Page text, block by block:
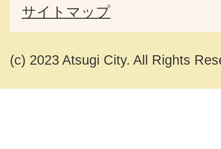
サイトマップ
(c) 2023 Atsugi City. All Rights